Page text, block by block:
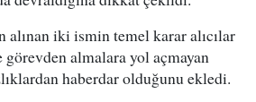
iki ismin temel karar alıcılar
görevden almalara yol açmayan
haberdar olduğunu ekledi.